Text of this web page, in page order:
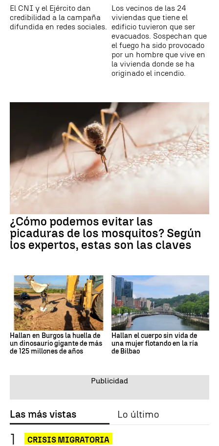
El CNI y el Ejército dan
credibilidad a la campaña
difundida en redes sociales.
Los vecinos de las 24
viviendas que tiene el
edificio tuvieron que ser
evacuados. Sospechan que
el fuego ha sido provocado
por un hombre que vive en
la vivienda donde se ha
originado el incendio.
¿Cómo podemos evitar las
picaduras de los mosquitos? Según
los expertos, estas son las claves
Hallan en Burgos la huella de
un dinosaurio gigante de más
de 125 millones de años
Hallan el cuerpo sin vida de
una mujer flotando en la ría
de Bilbao
Las más vistas Lo último
CRISIS MIGRATORIA